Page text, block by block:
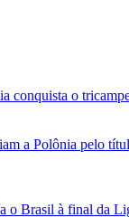
conquista o
a Polônia pelo
o Brasil à final da